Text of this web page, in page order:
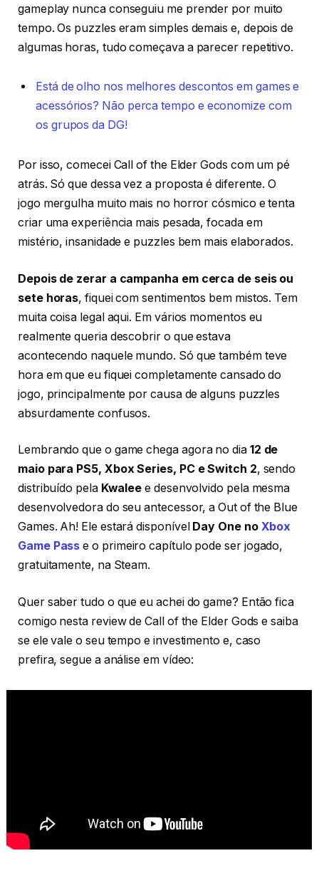
gameplay nunca conseguiu me prender por muito
tempo. Os puzzles eram simples demais e, depois de
algumas horas, tudo começava a parecer repetitivo.
Está de olho nos melhores descontos em games e
acessórios? Não perca tempo e economize com
os grupos da DG!
Por isso, comecei Call of the Elder Gods com um pé
atrás. Só que dessa vez a proposta é diferente. O
jogo mergulha muito mais no horror cósmico e tenta
criar uma experiência mais pesada, focada em
mistério, insanidade e puzzles bem mais elaborados.
Depois de zerar a campanha em cerca de seis ou
sete horas, fiquei com sentimentos bem mistos. Tem
muita coisa legal aqui. Em vários momentos eu
realmente queria descobrir o que estava
acontecendo naquele mundo. Só que também teve
hora em que eu fiquei completamente cansado do
jogo, principalmente por causa de alguns puzzles
absurdamente confusos.
Lembrando que o game chega agora no dia 12 de
maio para PS5, Xbox Series, PC e Switch 2, sendo
distribuído pela Kwalee e desenvolvido pela mesma
desenvolvedora do seu antecessor, a Out of the Blue
Games. Ah! Ele estará disponível Day One no Xbox
Game Pass e o primeiro capítulo pode ser jogado,
gratuitamente, na Steam.
Quer saber tudo o que eu achei do game? Então fica
comigo nesta review de Call of the Elder Gods e saiba
se ele vale o seu tempo e investimento e, caso
prefira, segue a análise em vídeo: